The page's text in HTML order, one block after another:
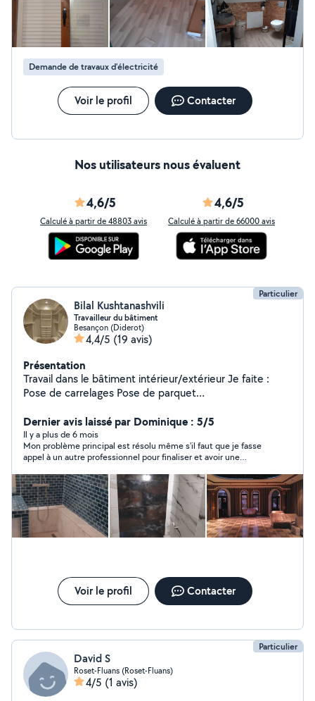
Demande de travaux d’électricité
Voir le profil Contacter
Nos utilisateurs nous évaluent
4,6/5
Calculé à partir de 48803 avis
4,6/5
Calculé à partir de 66000 avis
Particulier
Bilal Kushtanashvili
Travailleur du bâtiment
Besançon (Diderot)
4,4/5 (19 avis)
Présentation
Travail dans le bâtiment intérieur/extérieur Je faite :
Pose de carrelages Pose de parquet
Travail de qualité propre et à un prix raisonnable
Dernier avis laissé par Dominique : 5/5
Il y a plus de 6 mois
Mon problème principal est résolu même s'il faut que je fasse
appel à un autre professionnel pour finaliser et avoir une
sur des volets roulants un dimanche matin !! Je recommande.
Voir le profil Contacter
Particulier
David S
Roset-Fluans (Roset-Fluans)
4/5 (1 avis)